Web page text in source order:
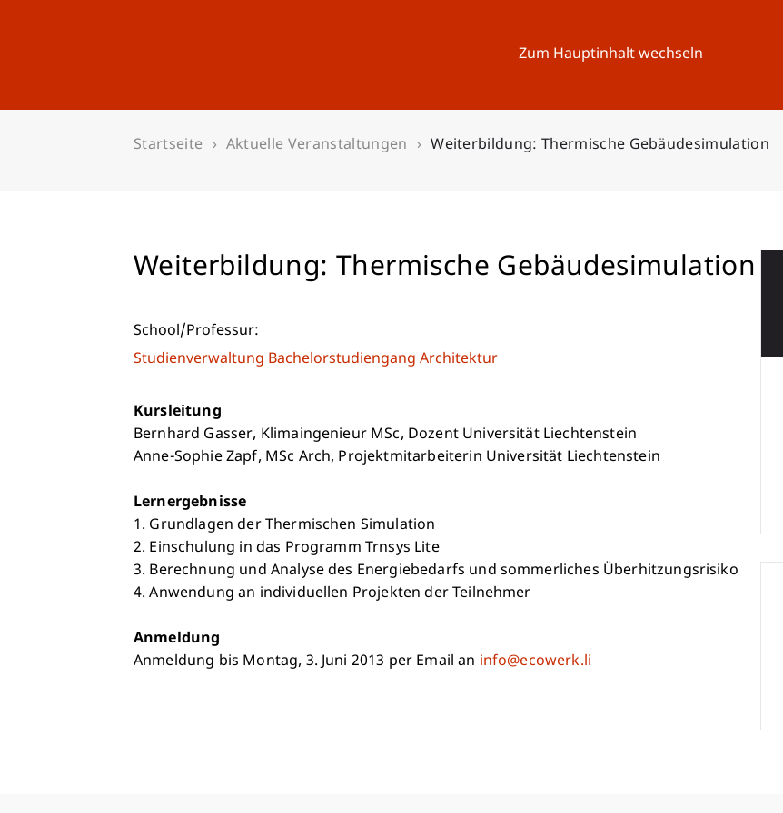
Zum Hauptinhalt wechseln
Universität Aktuelles
Startseite Aktuelle Veranstaltungen Weiterbildung: Thermische Gebäudesimulation
Weiterbildung: Thermische Gebäudesimulation
School/Professur:
Studienverwaltung Bachelorstudiengang Architektur
Kursleitung
Bernhard Gasser, Klimaingenieur MSc, Dozent Universität Liechtenstein
Anne-Sophie Zapf, MSc Arch, Projektmitarbeiterin Universität Liechtenstein
Lernergebnisse
1. Grundlagen der Thermischen Simulation
2. Einschulung in das Programm Trnsys Lite
3. Berechnung und Analyse des Energiebedarfs und sommerliches Überhitzungsrisiko
4. Anwendung an individuellen Projekten der Teilnehmer
Anmeldung
Anmeldung bis Montag, 3. Juni 2013 per Email an info@ecowerk.li